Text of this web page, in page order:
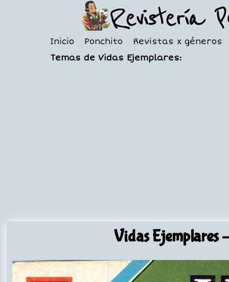
Inicio Ponchito
Revistas x géneros
Temas de Vidas Ejemplares:
Vidas Ejemplares-